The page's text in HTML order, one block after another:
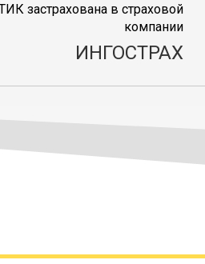
застрахована в страховой
компании
ИНГОСТРАХ